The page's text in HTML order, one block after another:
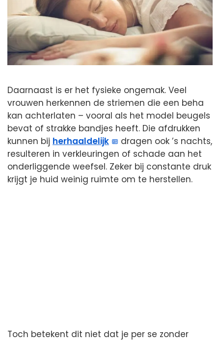
Daarnaast is er het fysieke ongemak. Veel
vrouwen herkennen de striemen die een beha
kan achterlaten – vooral als het model beugels
bevat of strakke bandjes heeft. Die afdrukken
kunnen bij herhaaldelijk
dragen ook ’s nachts,
resulteren in verkleuringen of schade aan het
onderliggende weefsel. Zeker bij constante druk
krijgt je huid weinig ruimte om te herstellen.
Toch betekent dit niet dat je per se zonder